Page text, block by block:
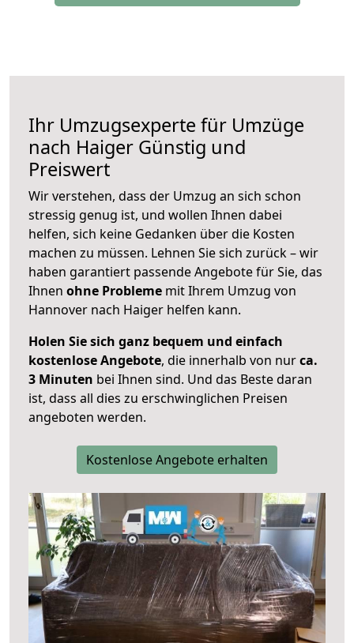
Ihr Umzugsexperte für Umzüge
nach Haiger Günstig und
Preiswert
Wir verstehen, dass der Umzug an sich schon
stressig genug ist, und wollen Ihnen dabei
helfen, sich keine Gedanken über die Kosten
machen zu müssen. Lehnen Sie sich zurück – wir
haben garantiert passende Angebote für Sie, das
Ihnen ohne Probleme mit Ihrem Umzug von
Hannover nach Haiger helfen kann.
Holen Sie sich ganz bequem und einfach
kostenlose Angebote, die innerhalb von nurca.
3 Minuten bei Ihnen sind. Und das Beste daran
ist, dass all dies zu erschwinglichen Preisen
angeboten werden.
Kostenlose Angebote erhalten